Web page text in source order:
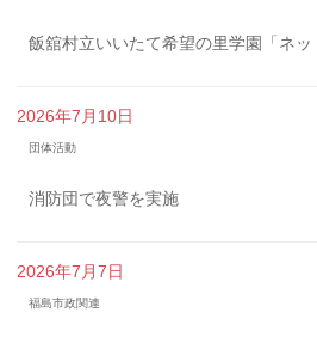
飯舘村立いいたて希望の里学園「ネッ
2026年7月10日
団体活動
消防団で夜警を実施
2026年7月7日
福島市政関連